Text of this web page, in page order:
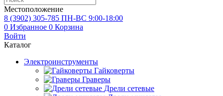
Местоположение
8 (3902) 305-785 ПН-ВС 9:00-18:00
0 Избранное 0 Корзина
Войти
Каталог
Электроинструменты
Гайковерты
Граверы
Дрели сетевые